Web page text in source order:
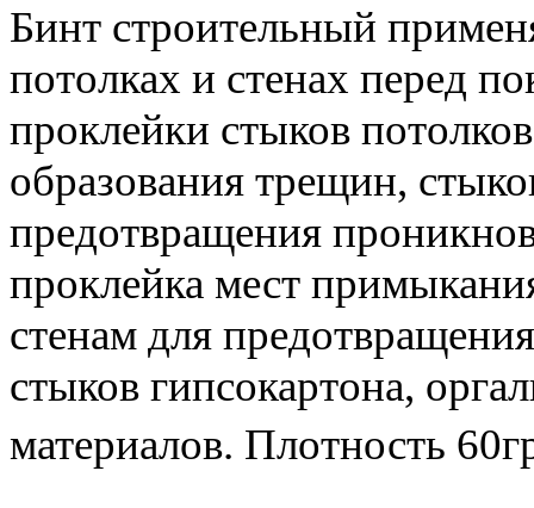
Бинт строительный
потолках и стенах перед
проклейки стыков
образования трещин,
предотвращения
проклейка мест
стенам для
стыков гипсокартона,
материалов. Плотность